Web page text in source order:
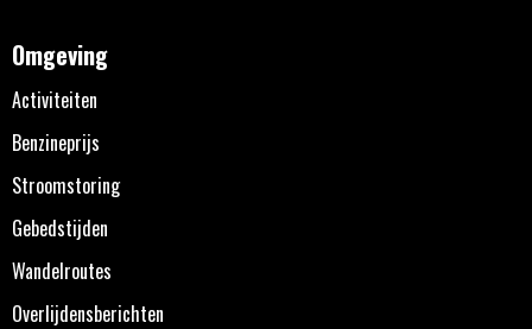
Omgeving
Activiteiten
Benzineprijs
Stroomstoring
Gebedstijden
Wandelroutes
Overlijdensberichten